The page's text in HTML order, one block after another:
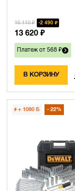
16 110 ₽ 2 490 ₽
13 620 ₽
Платеж от 568 ₽
В КОРЗИНУ
+ 1080 Б 22%